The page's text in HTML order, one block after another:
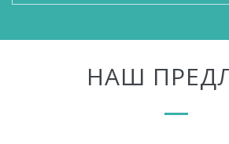
НАШ